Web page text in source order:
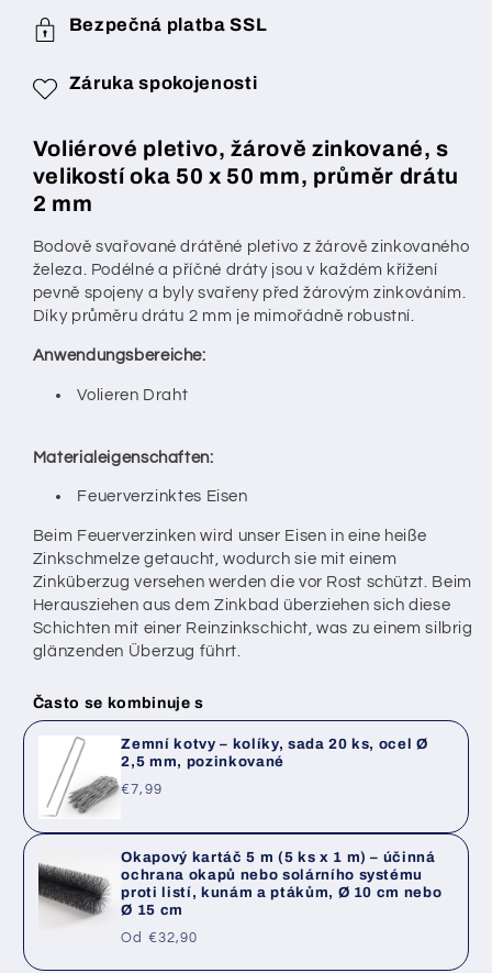
na
míru
na
míru
Bezpečná platba SSL
Záruka spokojenosti
Voliérové pletivo, žárově zinkované, s
velikostí oka 50 x 50 mm, průměr drátu
2 mm
Bodově svařované drátěné pletivo z žárově zinkovaného
železa. Podélné a příčné dráty jsou v každém křížení
pevně spojeny a byly svařeny před žárovým zinkováním.
Díky průměru drátu 2 mm je mimořádně robustní.
Anwendungsbereiche:
Volieren Draht
Materialeigenschaften:
Feuerverzinktes Eisen
Beim Feuerverzinken wird unser Eisen in eine heiße
Zinkschmelze getaucht, wodurch sie mit einem
Zinküberzug versehen werden die vor Rost schützt. Beim
Herausziehen aus dem Zinkbad überziehen sich diese
Schichten mit einer Reinzinkschicht, was zu einem silbrig
glänzenden Überzug führt.
Často se kombinuje s
Zemní kotvy – kolíky, sada 20 ks, ocel Ø
2,5 mm, pozinkované
Běžná
€7,99
Okapový kartáč 5 m (5 ks x 1 m) – účinná
ochrana okapů nebo solárního systému
proti listí, kunám a ptákům, Ø 10 cm nebo
Ø 15 cm
Běžná
Od €32,90